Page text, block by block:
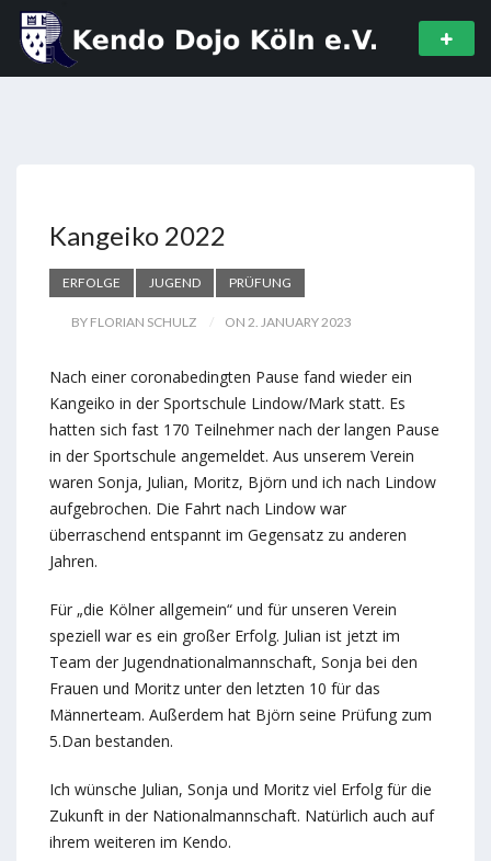
Kangeiko 2022
ERFOLGE JUGEND PRÜFUNG
BY FLORIAN SCHULZ ON 2. JANUARY 2023
Nach einer coronabedingten Pause fand wieder ein
Kangeiko in der Sportschule Lindow/Mark statt. Es
hatten sich fast 170 Teilnehmer nach der langen Pause
in der Sportschule angemeldet. Aus unserem Verein
waren Sonja, Julian, Moritz, Björn und ich nach Lindow
aufgebrochen. Die Fahrt nach Lindow war
überraschend entspannt im Gegensatz zu anderen
Jahren.
Für „die Kölner allgemein“ und für unseren Verein
speziell war es ein großer Erfolg. Julian ist jetzt im
Team der Jugendnationalmannschaft, Sonja bei den
Frauen und Moritz unter den letzten 10 für das
Männerteam. Außerdem hat Björn seine Prüfung zum
5.Dan bestanden.
Ich wünsche Julian, Sonja und Moritz viel Erfolg für die
Zukunft in der Nationalmannschaft. Natürlich auch auf
ihrem weiteren im Kendo.